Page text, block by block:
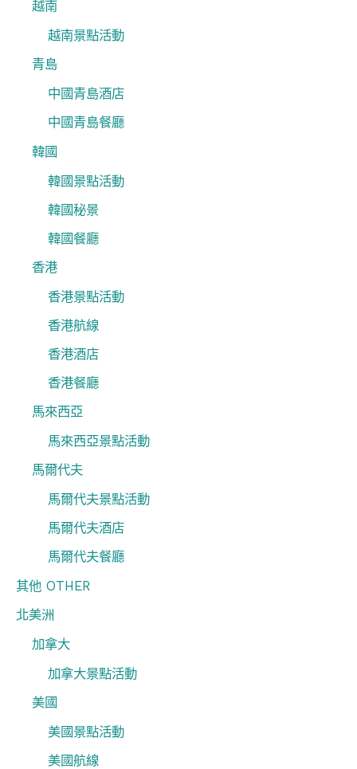
越南
越南景點活動
青島
中國青島酒店
中國青島餐廳
韓國
韓國景點活動
韓國秘景
韓國餐廳
香港
香港景點活動
香港航線
香港酒店
香港餐廳
馬來西亞
馬來西亞景點活動
馬爾代夫
馬爾代夫景點活動
馬爾代夫酒店
馬爾代夫餐廳
其他 OTHER
北美洲
加拿大
加拿大景點活動
美國
美國景點活動
美國航線